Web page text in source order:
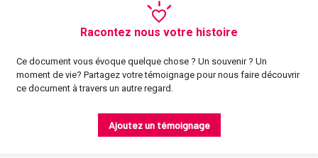
Racontez nous votre histoire
Ce document vous évoque quelque chose ? Un souvenir ? Un
moment de vie? Partagez votre témoignage pour nous faire découvrir
ce document à travers un autre regard.
Ajoutez un témoignage